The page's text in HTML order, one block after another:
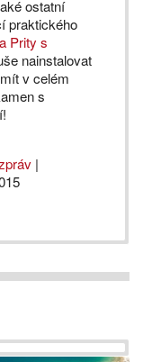
ostatní
praktického
Prity s
nainstalovat
v celém
s
|